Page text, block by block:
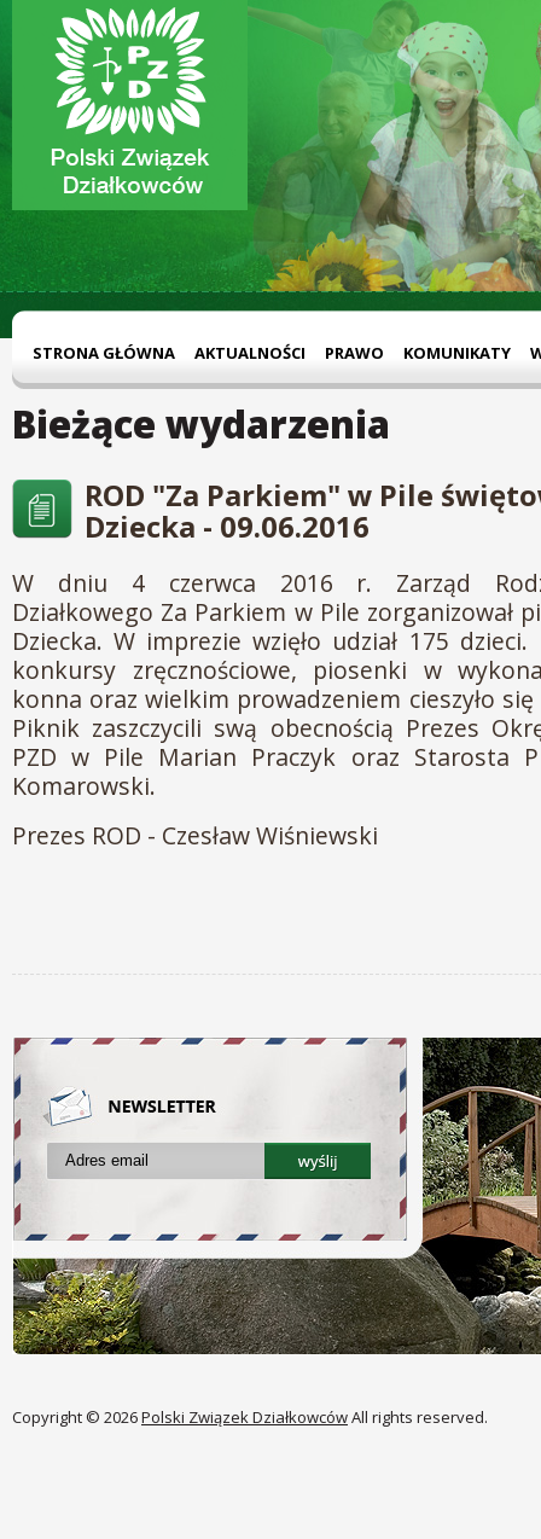
STRONA GŁÓWNA AKTUALNOŚCI PRAWO KOMUNIKATY
Bieżące wydarzenia
ROD "Za Parkiem" w Pile
Dziecka - 09.06.2016
W dniu 4 czerwca 2016 r. Zarząd
Działkowego Za Parkiem w Pile zorganizował
Dziecka. W imprezie wzięło udział 175 dzieci.
konkursy zręcznościowe, piosenki w
konna oraz wielkim prowadzeniem cieszyło
Piknik zaszczycili swą obecnością Prezes
PZD w Pile Marian Praczyk oraz Starosta
Komarowski.
Prezes ROD - Czesław Wiśniewski
Copyright © 2026Polski Związek DziałkowcówAll rights reserved.